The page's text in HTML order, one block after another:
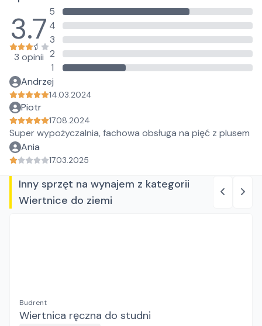
3.7
3 opinii
5
4
3
2
1
Andrzej
14.03.2024
Piotr
17.08.2024
Super wypożyczalnia, fachowa obsługa na pięć z plusem
Ania
17.03.2025
Inny sprzęt na wynajem z kategorii
Wiertnice do ziemi
Budrent
Wiertnica ręczna do studni